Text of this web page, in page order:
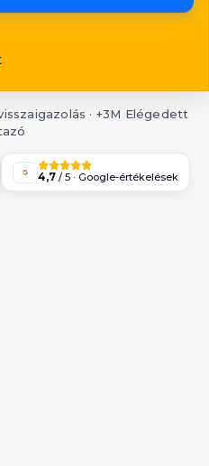
· +3M Elégedett
4,7/ 5 · Google-értékelések